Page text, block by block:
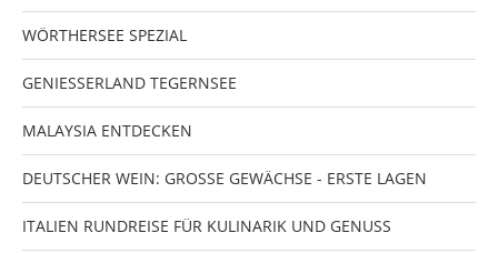
WÖRTHERSEE SPEZIAL
GENIESSERLAND TEGERNSEE
MALAYSIA ENTDECKEN
DEUTSCHER WEIN: GROSSE GEWÄCHSE - ERSTE LAGEN
ITALIEN RUNDREISE FÜR KULINARIK UND GENUSS